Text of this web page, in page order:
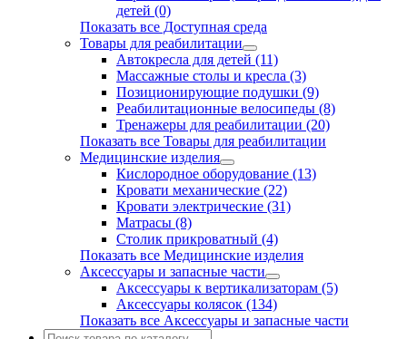
детей (0)
Показать все Доступная среда
Товары для реабилитации
Автокресла для детей (11)
Массажные столы и кресла (3)
Позиционирующие подушки (9)
Реабилитационные велосипеды (8)
Тренажеры для реабилитации (20)
Показать все Товары для реабилитации
Медицинские изделия
Кислородное оборудование (13)
Кровати механические (22)
Кровати электрические (31)
Матрасы (8)
Столик прикроватный (4)
Показать все Медицинские изделия
Аксессуары и запасные части
Аксессуары к вертикализаторам (5)
Аксессуары колясок (134)
Показать все Аксессуары и запасные части